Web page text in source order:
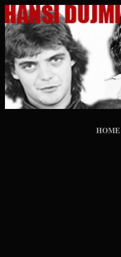
Zum
Inhalt
springen
HOME